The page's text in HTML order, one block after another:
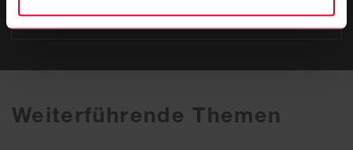
Weiterführende Themen